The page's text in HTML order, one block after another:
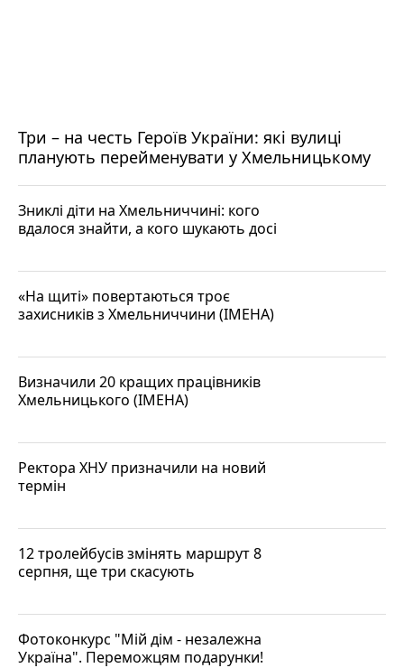
Три – на честь Героїв України: які вулиці
планують перейменувати у Хмельницькому
Зниклі діти на Хмельниччині: кого
вдалося знайти, а кого шукають досі
«На щиті» повертаються троє
захисників з Хмельниччини (ІМЕНА)
Визначили 20 кращих працівників
Хмельницького (ІМЕНА)
Ректора ХНУ призначили на новий
термін
12 тролейбусів змінять маршрут 8
серпня, ще три скасують
Фотоконкурс "Мій дім - незалежна
Україна". Переможцям подарунки!